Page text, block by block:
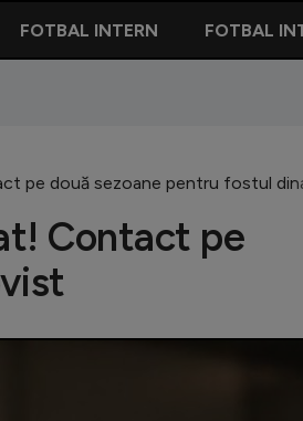
FOTBAL INTERN FOTBAL
pe două sezoane pentru fostul
Contact pe